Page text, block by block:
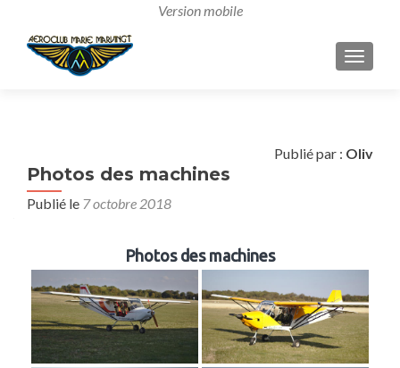
Publié par : Oliv
Photos des machines
Publié le 7 octobre 2018
Photos des machines